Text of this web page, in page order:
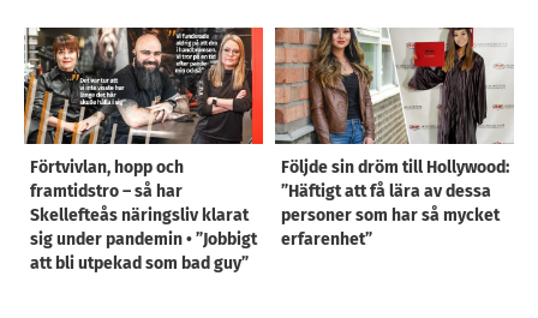
Förtvivlan, hopp och
framtidstro – så har
Skellefteås näringsliv klarat
sig under pandemin • ”Jobbigt
att bli utpekad som bad guy”
Följde sin dröm till Hollywood:
”Häftigt att få lära av dessa
personer som har så mycket
erfarenhet”